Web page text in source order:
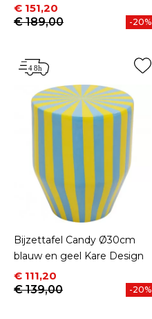
Prijs
€ 151,20
Normale prijs
€ 189,00
-20%
Bijzettafel Candy Ø30cm
blauw en geel Kare Design
Prijs
€ 111,20
Normale prijs
€ 139,00
-20%